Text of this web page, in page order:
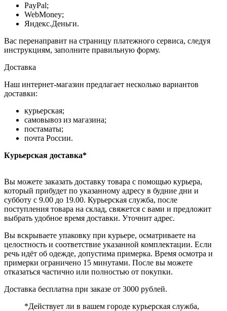
PayPal;
WebMoney;
Яндекс.Деньги.
Вас перенаправит на страницу платежного сервиса, следуя
инструкциям, заполните правильную форму.
Доставка
Наш интернет-магазин предлагает несколько вариантов
доставки:
курьерская;
самовывоз из магазина;
постаматы;
почта России.
Курьерская доставка*
Вы можете заказать доставку товара с помощью курьера,
который прибудет по указанному адресу в будние дни и
субботу с 9.00 до 19.00. Курьерская служба, после
поступления товара на склад, свяжется с вами и предложит
выбрать удобное время доставки. Уточнит адрес.
Вы вскрываете упаковку при курьере, осматриваете на
целостность и соответствие указанной комплектации. Если
речь идёт об одежде, допустима примерка. Время осмотра и
примерки ограничено 15 минутами. После вы можете
отказаться частично или полностью от покупки.
Доставка бесплатна при заказе от 3000 рублей.
*Действует ли в вашем городе курьерская служба,